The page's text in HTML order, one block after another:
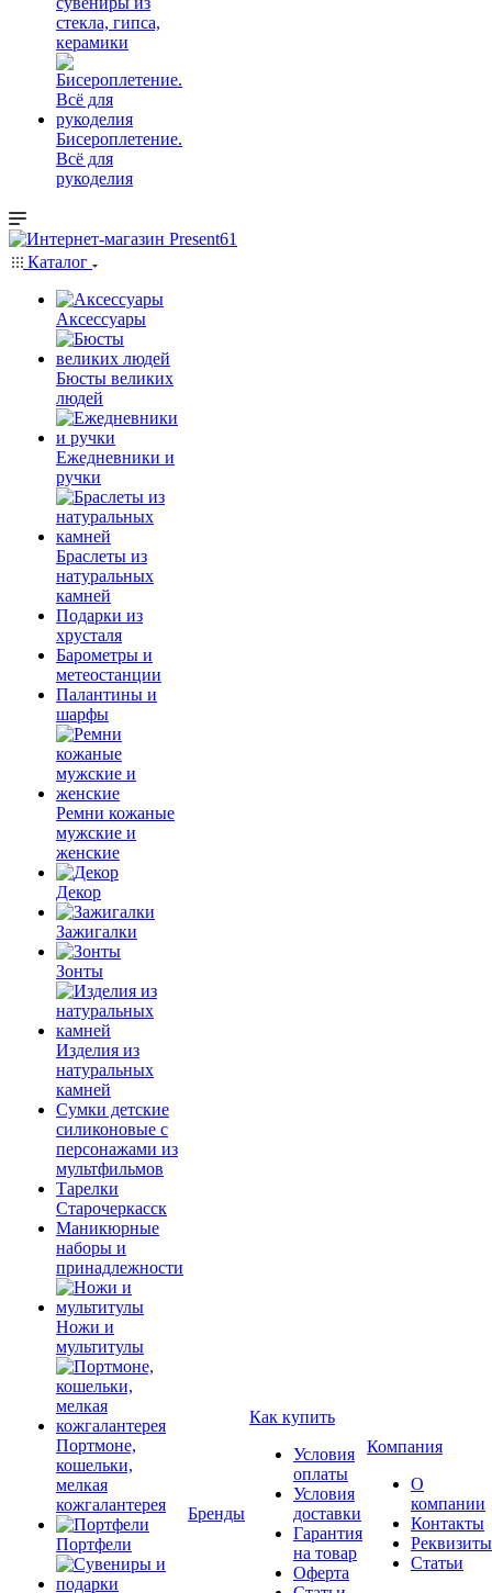
стекла, гипса,
керамики
Бисероплетение.
Всё для
рукоделия
Каталог
Аксессуары
Бюсты великих
людей
Ежедневники и
ручки
Браслеты из
натуральных
камней
Подарки из
хрусталя
Барометры и
метеостанции
Палантины и
шарфы
Ремни кожаные
мужские и
женские
Декор
Зажигалки
Зонты
Изделия из
натуральных
камней
Сумки детские
силиконовые с
персонажами из
мультфильмов
Тарелки
Старочеркасск
Маникюрные
наборы и
принадлежности
Ножи и
мультитулы
Портмоне,
кошельки,
мелкая
кожгалантерея
Портфели
Бренды
Как купить
Условия
оплаты
Условия
доставки
Гарантия
на товар
Оферта
Компания
О
компании
Контакты
Реквизиты
Статьи